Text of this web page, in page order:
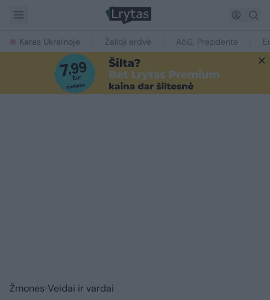
Karas Ukrainoje Žalioji erdvė Ačiū, Prezidente
Žmonės Veidai ir vardai